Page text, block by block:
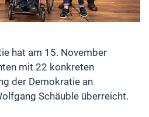
hat am 15. November
mit 22 konkreten
der Demokratie an
Schäuble überreicht.